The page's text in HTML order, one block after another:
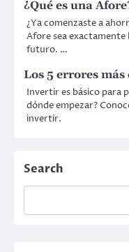
¿Qué es una
¿Ya comenzaste a
Afore sea exactamente
futuro. …
Los 5 errores
Invertir es básico para
dónde empezar?
invertir.
Search